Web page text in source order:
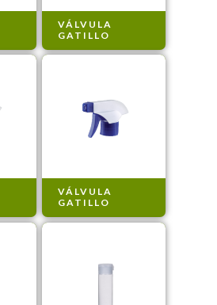
VÁLVULA
GATILLO
VÁLVULA
GATILLO